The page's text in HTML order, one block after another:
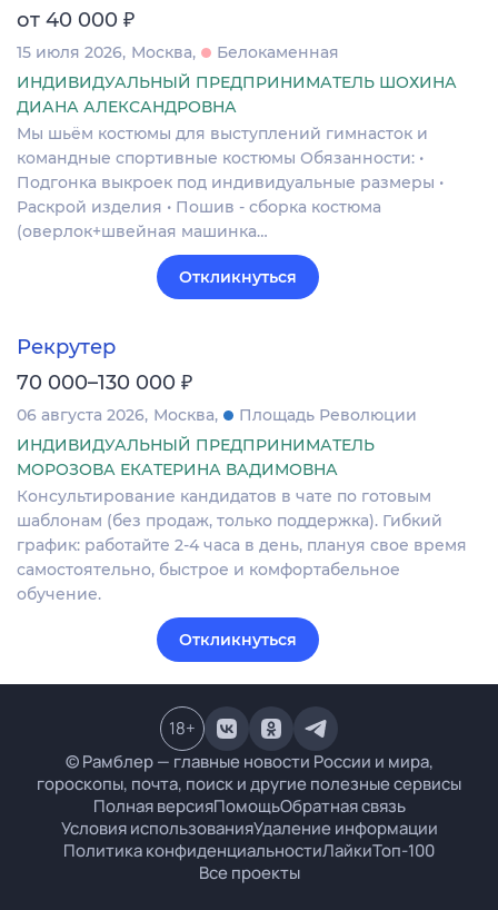
от 40 000 ₽
15 июля 2026 Москва
Белокаменная
ИНДИВИДУАЛЬНЫЙ ПРЕДПРИНИМАТЕЛЬ ШОХИНА
ДИАНА АЛЕКСАНДРОВНА
Мы шьём костюмы для выступлений гимнасток и
командные спортивные костюмы Обязанности: •
Подгонка выкроек под индивидуальные размеры •
Раскрой изделия • Пошив - сборка костюма
(оверлок+швейная машинка…
Откликнуться
Рекрутер
70 000–130 000 ₽
06 августа 2026 Москва
Площадь Революции
ИНДИВИДУАЛЬНЫЙ ПРЕДПРИНИМАТЕЛЬ
МОРОЗОВА ЕКАТЕРИНА ВАДИМОВНА
Консультирование кандидатов в чате по готовым
шаблонам (без продаж, только поддержка). Гибкий
график: работайте 2-4 часа в день, плануя свое время
самостоятельно, быстрое и комфортабельное
обучение.
Откликнуться
© Рамблер — главные новости России и мира,
гороскопы, почта, поиск и другие полезные сервисы
Полная версияПомощьОбратная связь
Условия использованияУдаление информации
Политика конфиденциальностиЛайкиТоп-100
Все проекты
18+